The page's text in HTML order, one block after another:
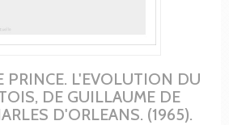
PRINCE. L'EVOLUTION DU
DE GUILLAUME DE
D'ORLEANS. (1965).